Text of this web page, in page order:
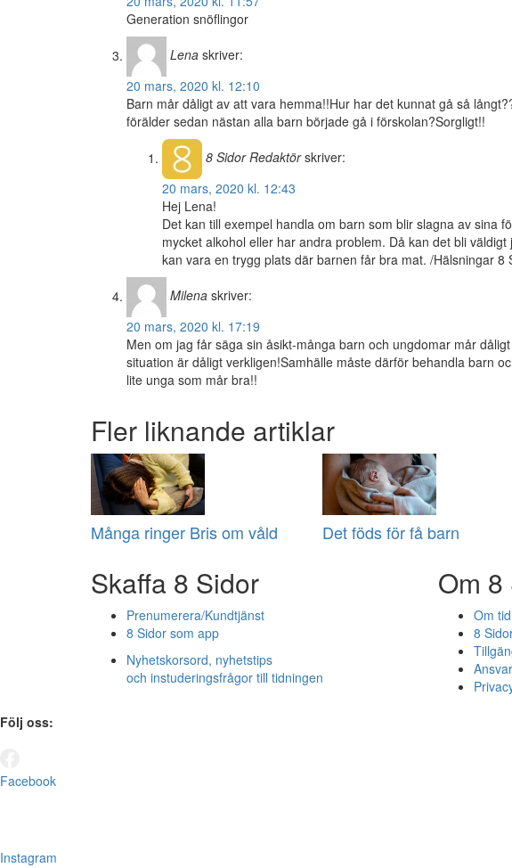
Generation snöflingor
Lena skriver:
20 mars, 2020 kl. 12:10
Barn mår dåligt av att vara hemma!!Hur har det kunnat gå så
förälder sedan nästan alla barn började gå i förskolan?Sorgligt!!
8 SidorRedaktör skriver:
20 mars, 2020 kl. 12:43
Hej Lena!
Det kan till exempel handla om barn som blir slagna av sina
mycket alkohol eller har andra problem. Då kan det bli
kan vara en trygg plats där barnen får bra mat. /Hälsningar 8
Milena skriver:
20 mars, 2020 kl. 17:19
Men om jag får säga sin åsikt-många barn och ungdomar mår
situation är dåligt verkligen!Samhälle måste därför behandla barn
lite unga som mår bra!!
Fler liknande artiklar
Många ringer Bris om våld Det föds för få barn
Skaffa 8 Sidor
Prenumerera/Kundtjänst
8 Sidor som app
Nyhetskorsord, nyhetstips
och instuderingsfrågor till tidningen
Om
Om
8
Följ oss:
Facebook
Instagram